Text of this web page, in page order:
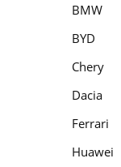
BMW
BYD
Chery
Dacia
Ferrari
Huawei